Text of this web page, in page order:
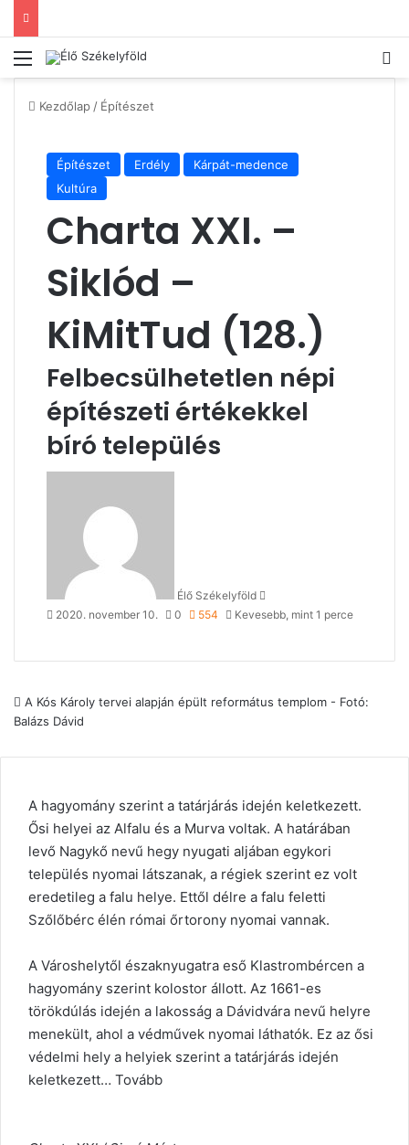
Menü
Kezdőlap / Építészet
Építészet Erdély
Kárpát-medence
Kultúra
Charta XXI. –
Siklód –
KiMitTud (128.)
Felbecsülhetetlen népi
építészeti értékekkel
bíró település
Élő Székelyföld
2020. november 10. 0 554 Kevesebb, mint 1 perce
A Kós Károly tervei alapján épült református templom - Fotó:
Balázs Dávid
A hagyomány szerint a tatárjárás idején keletkezett.
Ősi helyei az Alfalu és a Murva voltak. A határában
levő Nagykő nevű hegy nyugati aljában egykori
település nyomai látszanak, a régiek szerint ez volt
eredetileg a falu helye. Ettől délre a falu feletti
Szőlőbérc élén római őrtorony nyomai vannak.
A Városhelytől északnyugatra eső Klastrombércen a
hagyomány szerint kolostor állott. Az 1661-es
törökdúlás idején a lakosság a Dávidvára nevű helyre
menekült, ahol a védművek nyomai láthatók. Ez az ősi
védelmi hely a helyiek szerint a tatárjárás idején
keletkezett… Tovább